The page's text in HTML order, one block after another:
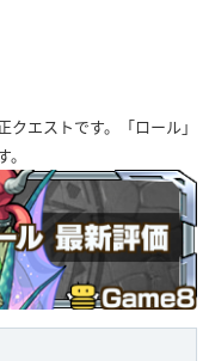
エストです。「ロール」